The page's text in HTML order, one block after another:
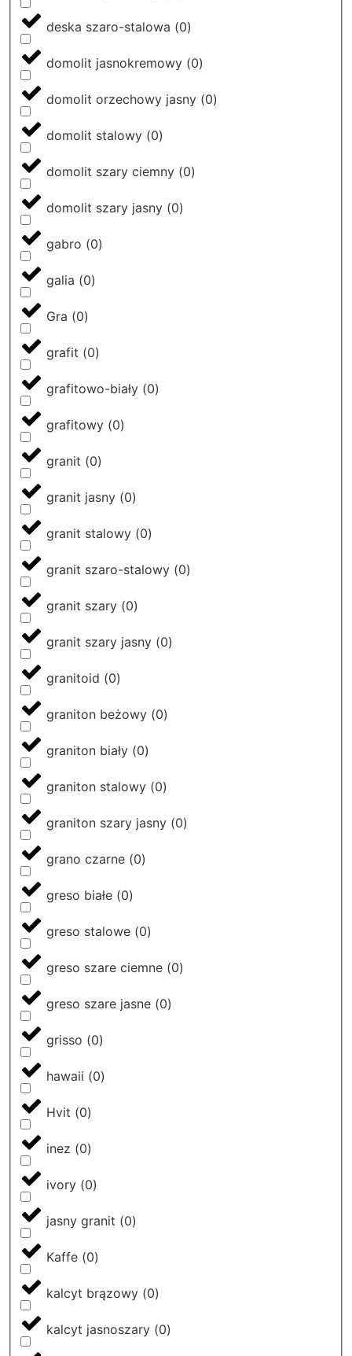
deska szaro-stalowa (0)
domolit jasnokremowy (0)
domolit orzechowy jasny (0)
domolit stalowy (0)
domolit szary ciemny (0)
domolit szary jasny (0)
gabro (0)
galia (0)
Gra (0)
grafit (0)
grafitowo-biały (0)
grafitowy (0)
granit (0)
granit jasny (0)
granit stalowy (0)
granit szaro-stalowy (0)
granit szary (0)
granit szary jasny (0)
granitoid (0)
graniton beżowy (0)
graniton biały (0)
graniton stalowy (0)
graniton szary jasny (0)
grano czarne (0)
greso białe (0)
greso stalowe (0)
greso szare ciemne (0)
greso szare jasne (0)
grisso (0)
hawaii (0)
Hvit (0)
inez (0)
ivory (0)
jasny granit (0)
Kaffe (0)
kalcyt brązowy (0)
kalcyt jasnoszary (0)